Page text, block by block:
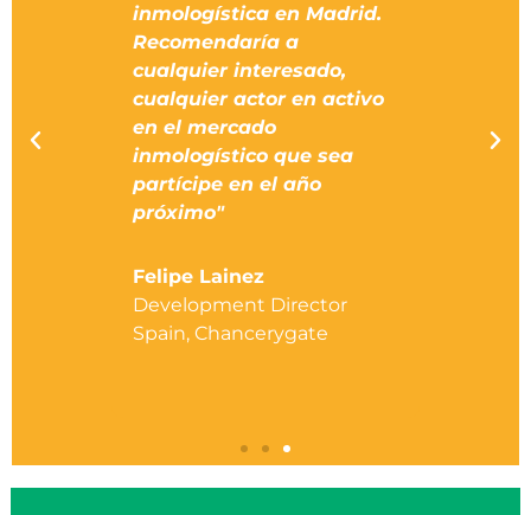
inmologística en Madrid.
Recomendaría a
cualquier interesado,
cualquier actor en activo
en el mercado
inmologístico que sea
partícipe en el año
próximo"
Felipe Lainez
Development Director
Spain, Chancerygate
sido